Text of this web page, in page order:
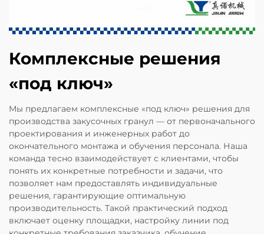
Комплексные решения
«под ключ»
Мы предлагаем комплексные «под ключ» решения для
производства закусочных гранул — от первоначального
проектирования и инженерных работ до
окончательного монтажа и обучения персонала. Наша
команда тесно взаимодействует с клиентами, чтобы
понять их конкретные потребности и задачи, что
позволяет нам предоставлять индивидуальные
решения, гарантирующие оптимальную
производительность. Такой практический подход
включает оценку площадки, настройку линии под